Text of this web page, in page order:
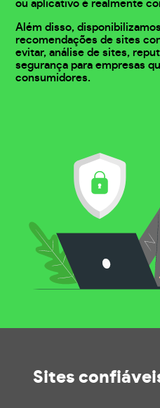
ou aplicativo é realmente
Além disso,
recomendações de sites
evitar, análise de sites,
segurança para empresas
consumidores.
Sites